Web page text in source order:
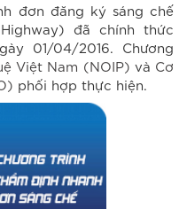
đơn đăng ký sáng chế
đã chính thức
01/04/2016. Chương
Việt Nam (NOIP) và Cơ
phối hợp thực hiện.